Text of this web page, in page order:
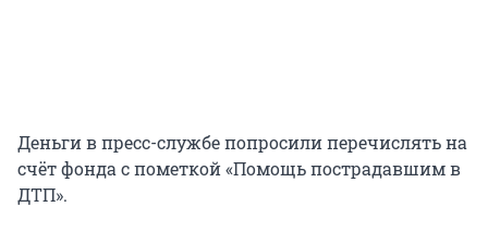
Деньги в пресс-службе попросили перечислять на
счёт фонда с пометкой «Помощь пострадавшим в
ДТП».